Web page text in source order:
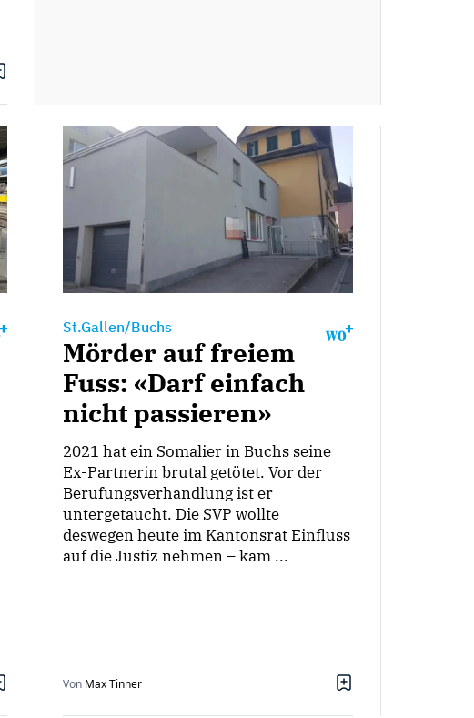
St.Gallen/Buchs
Mörder auf freiem
Fuss: «Darf einfach
nicht passieren»
2021 hat ein Somalier in Buchs seine
Ex-Partnerin brutal getötet. Vor der
Berufungsverhandlung ist er
untergetaucht. Die SVP wollte
deswegen heute im Kantonsrat Einfluss
auf die Justiz nehmen – kam ...
Von Max Tinner